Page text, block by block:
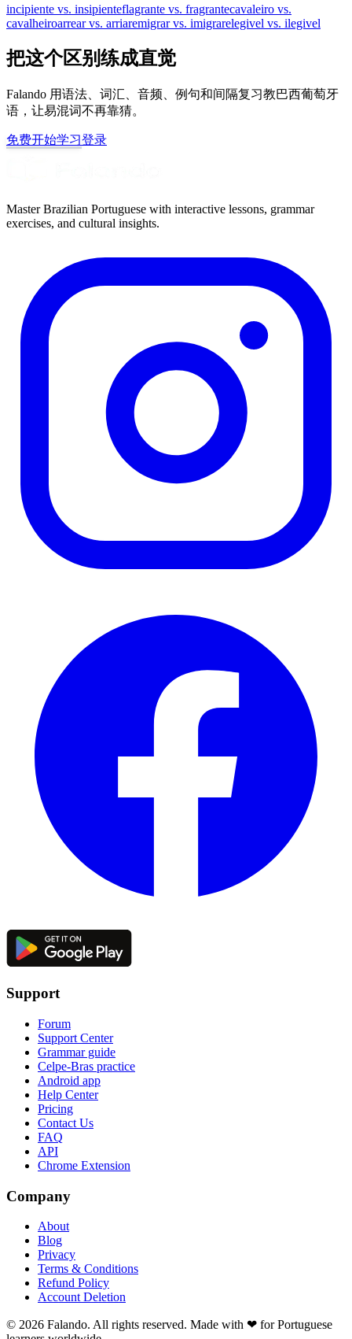
incipiente vs. insipienteflagrante vs. fragrantecavaleiro vs.
cavalheiroarrear vs. arriaremigrar vs. imigrarelegivel vs. ilegivel
把这个区别练成直觉
Falando 用语法、词汇、音频、例句和间隔复习教巴西葡萄牙
语，让易混词不再靠猜。
免费开始学习登录
Master Brazilian Portuguese with interactive lessons, grammar
exercises, and cultural insights.
Support
Forum
Support Center
Grammar guide
Celpe-Bras practice
Android app
Help Center
Pricing
Contact Us
FAQ
API
Chrome Extension
Company
About
Blog
Privacy
Terms & Conditions
Refund Policy
Account Deletion
© 2026 Falando. All rights reserved. Made with ❤ for Portuguese